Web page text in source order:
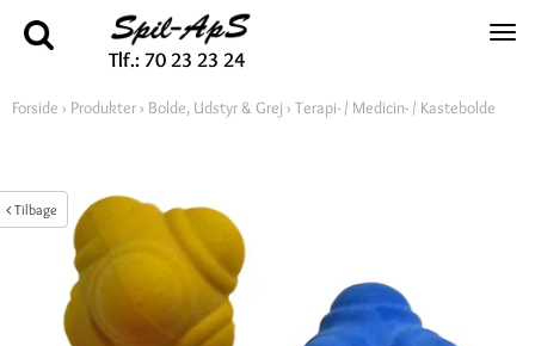
Tlf.: 70 23 23 24
Tilbage
Forside › Produkter› Bolde, Udstyr & Grej › Terapi- / Medicin- / Kastebolde